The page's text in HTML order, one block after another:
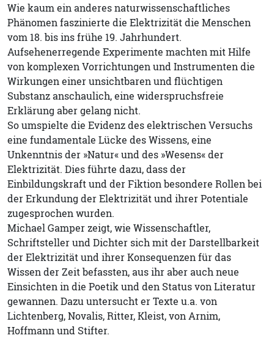
Wie kaum ein anderes naturwissenschaftliches
Phänomen faszinierte die Elektrizität die Menschen
vom 18. bis ins frühe 19. Jahrhundert.
Aufsehenerregende Experimente machten mit Hilfe
von komplexen Vorrichtungen und Instrumenten die
Wirkungen einer unsichtbaren und flüchtigen
Substanz anschaulich, eine widerspruchsfreie
Erklärung aber gelang nicht.
So umspielte die Evidenz des elektrischen Versuchs
eine fundamentale Lücke des Wissens, eine
Unkenntnis der »Natur« und des »Wesens« der
Elektrizität. Dies führte dazu, dass der
Einbildungskraft und der Fiktion besondere Rollen bei
der Erkundung der Elektrizität und ihrer Potentiale
zugesprochen wurden.
Michael Gamper zeigt, wie Wissenschaftler,
Schriftsteller und Dichter sich mit der Darstellbarkeit
der Elektrizität und ihrer Konsequenzen für das
Wissen der Zeit befassten, aus ihr aber auch neue
Einsichten in die Poetik und den Status von Literatur
gewannen. Dazu untersucht er Texte u.a. von
Lichtenberg, Novalis, Ritter, Kleist, von Arnim,
Hoffmann und Stifter.